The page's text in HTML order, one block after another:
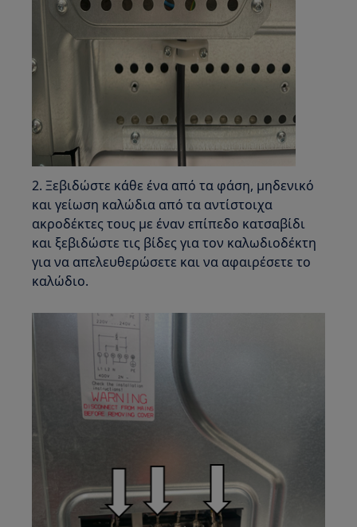
2. Ξεβιδώστε κάθε ένα από τα φάση, μηδενικό
και γείωση καλώδια από τα αντίστοιχα
ακροδέκτες τους με έναν επίπεδο κατσαβίδι
και ξεβιδώστε τις βίδες για τον καλωδιοδέκτη
για να απελευθερώσετε και να αφαιρέσετε το
καλώδιο.